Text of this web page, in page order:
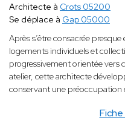
Architecte à Crots 05200
Se déplace à Gap 05000
Après s’être consacrée
logements individuels et
progressivement orientée vers
atelier, cette architecte
conservant une